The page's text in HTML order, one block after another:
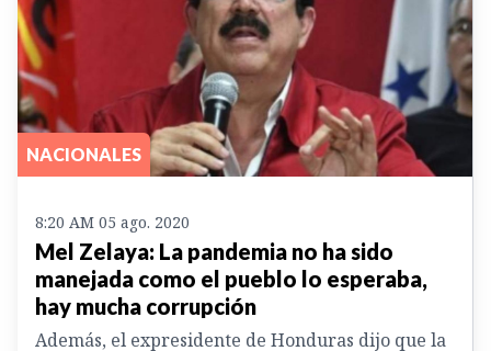
NACIONALES
8:20 AM 05 ago. 2020
Mel Zelaya: La pandemia no ha sido
manejada como el pueblo lo esperaba,
hay mucha corrupción
Además, el expresidente de Honduras dijo que la